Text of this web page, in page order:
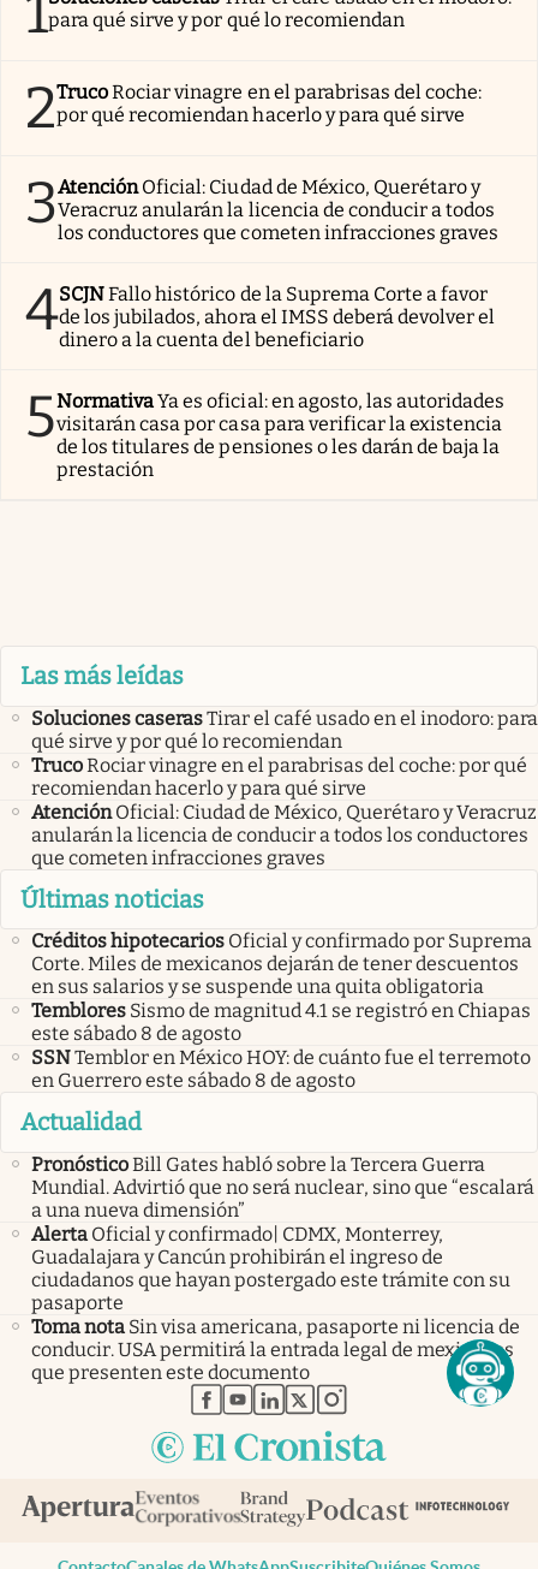
para qué sirve y por qué lo recomiendan
2TrucoRociar vinagre en el parabrisas del coche:
por qué recomiendan hacerlo y para qué sirve
3AtenciónOficial: Ciudad de México, Querétaro y
Veracruz anularán la licencia de conducir a todos
los conductores que cometen infracciones graves
4SCJNFallo histórico de la Suprema Corte a favor
de los jubilados, ahora el IMSS deberá devolver el
dinero a la cuenta del beneficiario
5NormativaYa es oficial: en agosto, las autoridades
visitarán casa por casa para verificar la existencia
de los titulares de pensiones o les darán de baja la
prestación
Las más leídas
Soluciones caserasTirar el café usado en el inodoro: para
qué sirve y por qué lo recomiendan
TrucoRociar vinagre en el parabrisas del coche: por qué
recomiendan hacerlo y para qué sirve
Atención Oficial: Ciudad de México, Querétaro y Veracruz
anularán la licencia de conducir a todos los conductores
que cometen infracciones graves
Últimas noticias
Créditos hipotecarios Oficial y confirmado por Suprema
Corte. Miles de mexicanos dejarán de tener descuentos
en sus salarios y se suspende una quita obligatoria
Temblores Sismo de magnitud 4.1 se registró en Chiapas
este sábado 8 de agosto
SSNTemblor en México HOY: de cuánto fue el terremoto
en Guerrero este sábado 8 de agosto
Actualidad
PronósticoBill Gates habló sobre la Tercera Guerra
Mundial. Advirtió que no será nuclear, sino que “escalará
a una nueva dimensión”
Alerta Oficial y confirmado| CDMX, Monterrey,
Guadalajara y Cancún prohibirán el ingreso de
ciudadanos que hayan postergado este trámite con su
pasaporte
Toma nota Sin visa americana, pasaporte ni licencia de
conducir. USA permitirá la entrada legal de mexicanos
que presenten este documento
abre en nueva pestaña
abre en nueva pestaña
abre en nueva pestaña
abre en nueva pestaña
abre en nueva pestaña